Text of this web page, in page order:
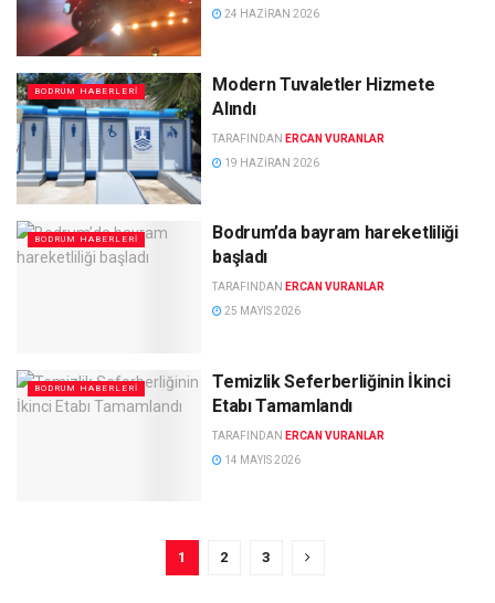
24 HAZIRAN 2026
BODRUM HABERLERI
Modern Tuvaletler Hizmete
Alındı
TARAFINDAN ERCAN VURANLAR
19 HAZIRAN 2026
BODRUM HABERLERI
Bodrum’da bayram hareketliliği
başladı
TARAFINDAN ERCAN VURANLAR
25 MAYIS 2026
BODRUM HABERLERI
Temizlik Seferberliğinin İkinci
Etabı Tamamlandı
TARAFINDAN ERCAN VURANLAR
14 MAYIS 2026
1 2 3